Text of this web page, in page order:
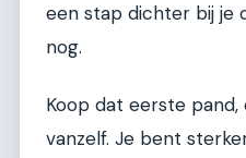
een stap dichter bij je
nog.
Koop dat eerste
vanzelf. Je bent